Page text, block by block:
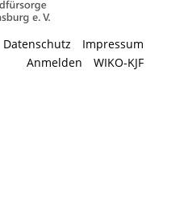
Impressum
Datenschutz
WIKO-KJF
Anmelden